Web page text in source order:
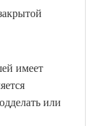
имеет
или